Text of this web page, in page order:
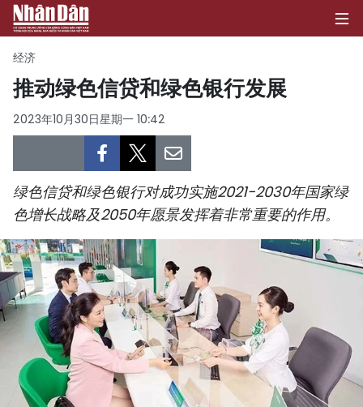
首页
政治
经济
社会
环保
文化
体育
经济
推动绿色信贷和绿色银行发展
2023年10月30日星期一 10:42
绿色信贷和绿色银行对成功实施2021-2030年国家绿
色增长战略及2050年愿景发挥着非常重要的作用。